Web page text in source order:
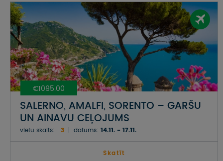
€1095.00
SALERNO, AMALFI, SORENTO – GARŠU
UN AINAVU CEĻOJUMS
vietu skaits: 3 datums: 14.11. - 17.11.
Skatīt